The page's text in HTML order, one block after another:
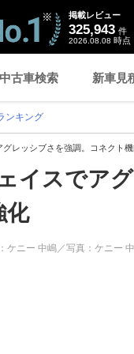
掲載レビュー
325,943 件
2026.08.08 時点
中古車検索 新車見
ンキング
レッシブさを強調。コネクト
イスでア
化
ケニー 中嶋／写真：ケニー